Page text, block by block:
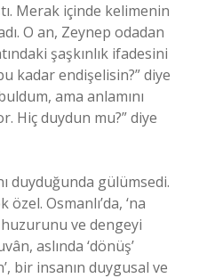
Merak içinde kelimenin
O an, Zeynep odadan
şaşkınlık ifadesini
kadar endişelisin?” diye
ama anlamını
Hiç duydun mu?” diye
duyduğunda gülümsedi.
Osmanlı’da, ‘na
ve dengeyi
aslında ‘dönüş’
bir insanın duygusal ve